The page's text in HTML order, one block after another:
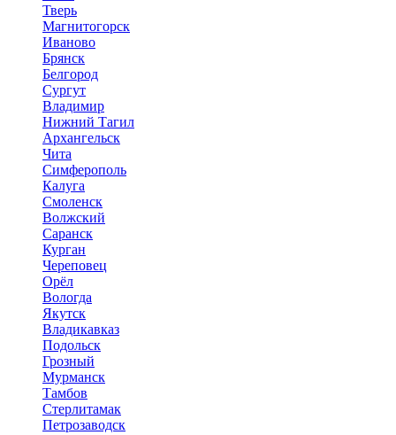
Тверь
Магнитогорск
Иваново
Брянск
Белгород
Сургут
Владимир
Нижний Тагил
Архангельск
Чита
Симферополь
Калуга
Смоленск
Волжский
Саранск
Курган
Череповец
Орёл
Вологда
Якутск
Владикавказ
Подольск
Грозный
Мурманск
Тамбов
Стерлитамак
Петрозаводск